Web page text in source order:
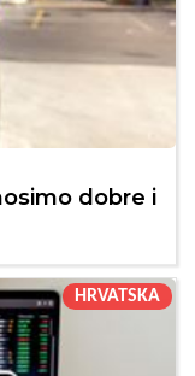
dobre i
HRVATSKA